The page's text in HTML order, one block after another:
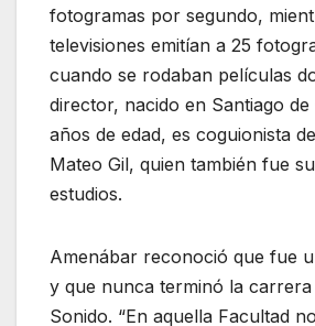
fotogramas por segundo,
televisiones emitían a 25
cuando se rodaban películas
director, nacido en Santiago de
años de edad, es coguionista
Mateo Gil, quien también fue
estudios.
Amenábar reconoció que fue
y que nunca terminó la
Sonido. “En aquella Facultad